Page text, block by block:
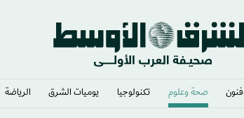
صحة وعلوم تكنولوجيا يوميات الشرق​ الرياضة